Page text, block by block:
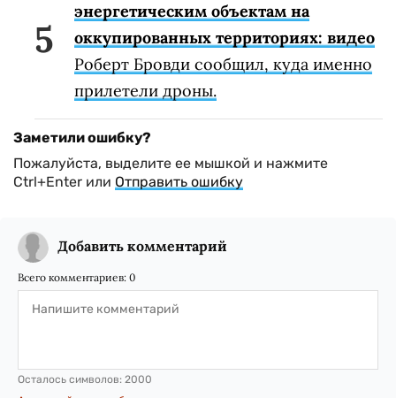
энергетическим объектам на
оккупированных территориях: видео
Роберт Бровди сообщил, куда именно
прилетели дроны.
Заметили ошибку?
Пожалуйста, выделите ее мышкой и нажмите
Ctrl+Enter или Отправить ошибку
Добавить комментарий
Всего комментариев: 0
Осталось символов: 2000